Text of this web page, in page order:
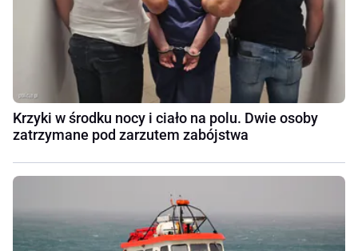
Krzyki w środku nocy i ciało na polu. Dwie osoby
zatrzymane pod zarzutem zabójstwa